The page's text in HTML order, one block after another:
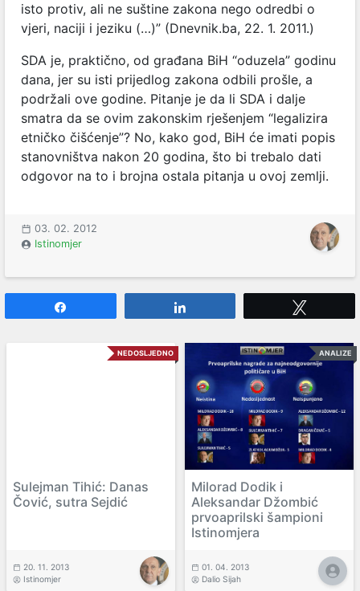
isto protiv, ali ne suštine zakona nego odredbi o
vjeri, naciji i jeziku (…)” (Dnevnik.ba, 22. 1. 2011.)
SDA je, praktično, od građana BiH “oduzela” godinu
dana, jer su isti prijedlog zakona odbili prošle, a
podržali ove godine. Pitanje je da li SDA i dalje
smatra da se ovim zakonskim rješenjem “legalizira
etničko čišćenje”? No, kako god, BiH će imati popis
stanovništva nakon 20 godina, što bi trebalo dati
odgovor na to i brojna ostala pitanja u ovoj zemlji.
03. 02. 2012
Istinomjer
NEDOSLJEDNO
Sulejman Tihić: Danas
Čović, sutra Sejdić
20. 11. 2013
Istinomjer
ANALIZE
Milorad Dodik i
Aleksandar Džombić
prvoaprilski šampioni
Istinomjera
01. 04. 2013
Dalio Sijah